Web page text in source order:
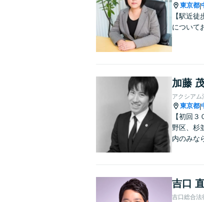
東京都|
【駅近
について
加藤
アクシアム
東京都|
【初回
野区、杉
内のみな
吉口
吉口総合法